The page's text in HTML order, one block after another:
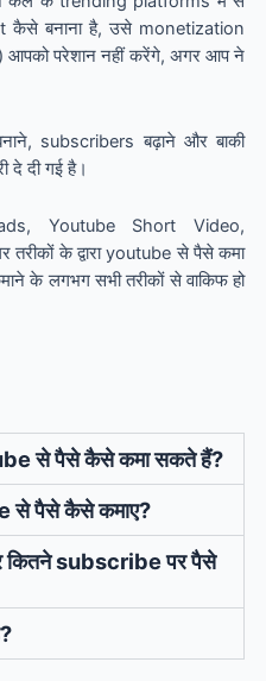
कैसे बनाना है, उसे monetization
परेशान नहीं करेंगे, अगर आप ने
subscribers बढ़ाने और बाकी
दे दी गई है।
Youtube Short Video,
के द्वारा youtube से पैसे कमा
के लगभग सभी तरीकों से वाकिफ हो
से पैसे कैसे कमा सकते हैं?
से पैसे कैसे कमाए?
subscribe पर पैसे